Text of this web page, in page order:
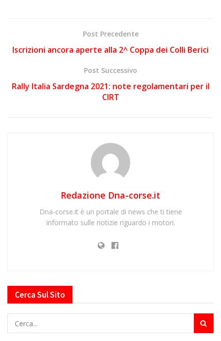
Post Precedente
Iscrizioni ancora aperte alla 2^ Coppa dei Colli Berici
Post Successivo
Rally Italia Sardegna 2021: note regolamentari per il
CIRT
Redazione Dna-corse.it
Dna-corse.it è un portale di news che ti tiene
informato sulle notizie riguardo i motori.
Cerca Sul Sito